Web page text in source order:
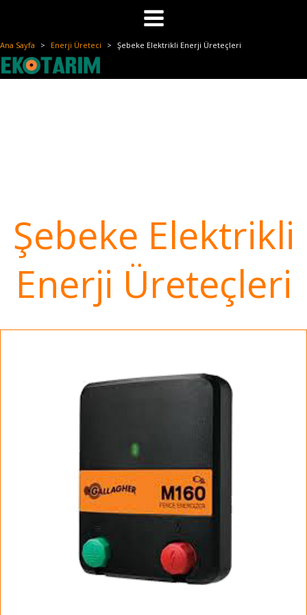
Skip
to
content
Ana Sayfa Enerji Üreteci Şebeke Elektrikli Enerji Üreteçleri
Şebeke Elektrikli
Enerji Üreteçleri